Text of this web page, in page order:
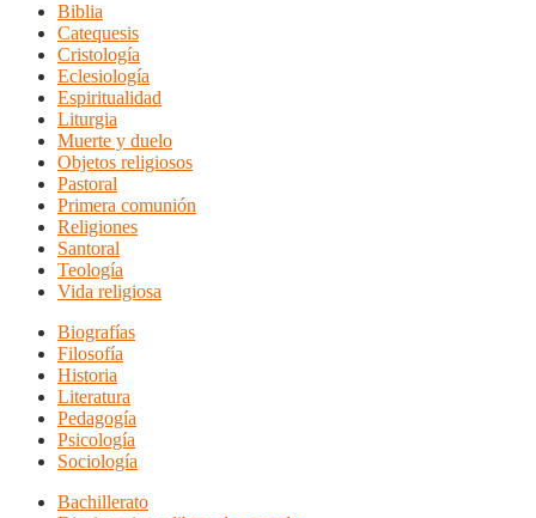
Biblia
Catequesis
Cristología
Eclesiología
Espiritualidad
Liturgia
Muerte y duelo
Objetos religiosos
Pastoral
Primera comunión
Religiones
Santoral
Teología
Vida religiosa
Biografías
Filosofía
Historia
Literatura
Pedagogía
Psicología
Sociología
Bachillerato